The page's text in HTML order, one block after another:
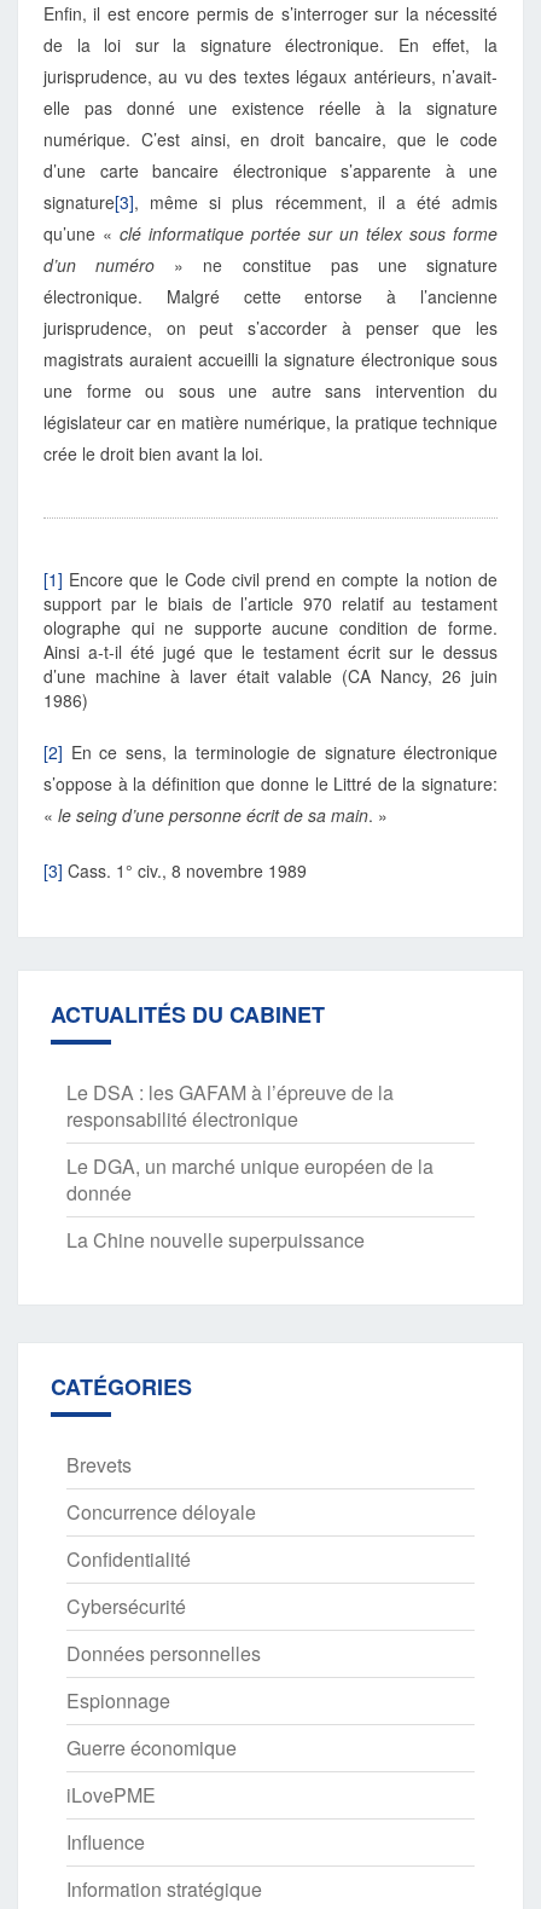
Enfin, il est encore permis de s’interroger sur la nécessité
de la loi sur la signature électronique. En effet, la
jurisprudence, au vu des textes légaux antérieurs, n’avait-
elle pas donné une existence réelle à la signature
numérique. C’est ainsi, en droit bancaire, que le code
d’une carte bancaire électronique s’apparente à une
signature[3], même si plus récemment, il a été admis
qu’une « clé informatique portée sur un télex sous forme
d’un numéro » ne constitue pas une signature
électronique. Malgré cette entorse à l’ancienne
jurisprudence, on peut s’accorder à penser que les
magistrats auraient accueilli la signature électronique sous
une forme ou sous une autre sans intervention du
législateur car en matière numérique, la pratique technique
crée le droit bien avant la loi.
[1] Encore que le Code civil prend en compte la notion de
support par le biais de l’article 970 relatif au testament
olographe qui ne supporte aucune condition de forme.
Ainsi a-t-il été jugé que le testament écrit sur le dessus
d’une machine à laver était valable (CA Nancy, 26 juin
1986)
[2] En ce sens, la terminologie de signature électronique
s’oppose à la définition que donne le Littré de la signature:
« le seing d’une personne écrit de sa main. »
[3] Cass. 1° civ., 8 novembre 1989
ACTUALITÉS DU CABINET
Le DSA : les GAFAM à l’épreuve de la
responsabilité électronique
Le DGA, un marché unique européen de la
donnée
La Chine nouvelle superpuissance
CATÉGORIES
Brevets
Concurrence déloyale
Confidentialité
Cybersécurité
Données personnelles
Espionnage
Guerre économique
iLovePME
Influence
Information stratégique